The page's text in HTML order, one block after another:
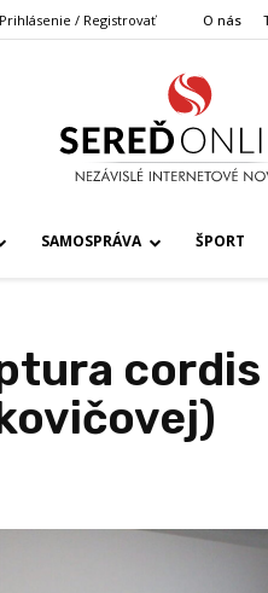
Prihlásenie / Registrovať O nás
SAMOSPRÁVA ŠPORT